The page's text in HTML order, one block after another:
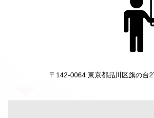
〒142-0064 東京都品川区旗の